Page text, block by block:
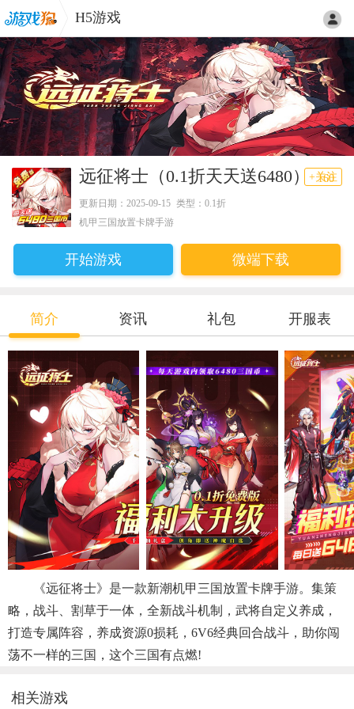
H5游戏
远征将士（0.1折天天送6480） 160
更新日期：2025-09-15 类型：0.1折
机甲三国放置卡牌手游
+关注
开始游戏 微端下载
简介 资讯 礼包 开服表
《远征将士》是一款新潮机甲三国放置卡牌手游。集策
略，战斗、割草于一体，全新战斗机制，武将自定义养成，
打造专属阵容，养成资源0损耗，6V6经典回合战斗，助你闯
荡不一样的三国，这个三国有点燃!
相关游戏